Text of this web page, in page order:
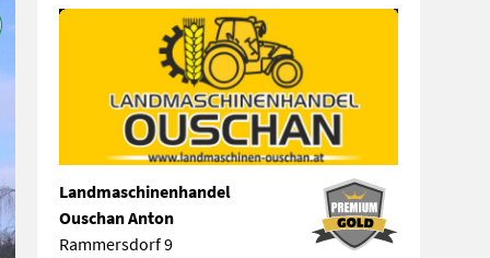
Landmaschinenhandel
Ouschan Anton
Rammersdorf 9